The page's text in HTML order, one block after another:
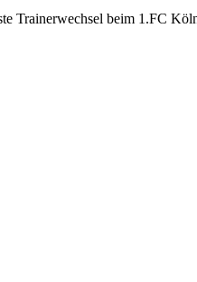
Trainerwechsel beim 1.FC